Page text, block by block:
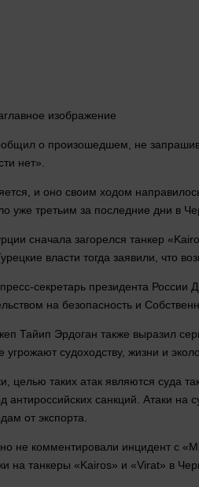
изображение
о произошедшем, не
нет».
и оно своим ходом
уже третьим за последние дни в
сначала загорелся танкер
власти тогда заявили, что
секретарь президента
на безопасность и
Тайип Эрдоган также выразил
судоходству, жизни и
целью таких атак являются суда
антироссийских санкций. Атаки на
от экспорта.
не комментировали инцидент с
на танкеры «Kairos» и «Virat» в